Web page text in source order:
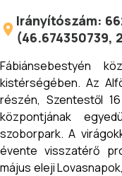
Irányítószám:
(46.674350739,
Fábiánsebestyén
kistérségében. Az
részén, Szentestől
központjának
szoborpark. A
évente visszatérő
május eleji